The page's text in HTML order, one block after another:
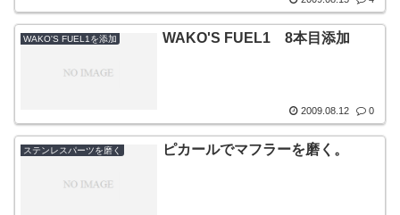
WAKO'S FUEL1を添加 WAKO'S FUEL1 8本目添加
2009.08.12 0
ステンレスパーツを磨く ピカールでマフラーを磨く。